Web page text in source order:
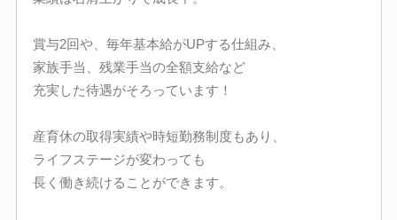
賞与2回や、毎年基本給がUPする仕組み、
家族手当、残業手当の全額支給など
充実した待遇がそろっています！
産育休の取得実績や時短勤務制度もあり、
ライフステージが変わっても
長く働き続けることができます。